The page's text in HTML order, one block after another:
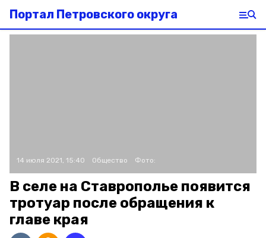
Портал Петровского округа
14 июля 2021, 15:40 Общество Фото:
В селе на Ставрополье появится
тротуар после обращения к
главе края